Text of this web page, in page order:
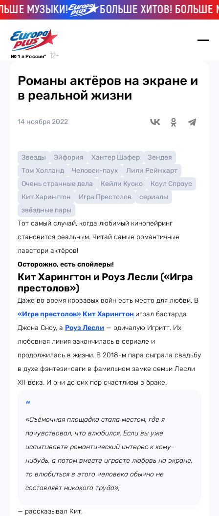
МУЗЫКИ! БОЛЬШЕ ХИТОВ! БОЛЬШЕ
№ 1 в России*
Романы актёров на экране и
в реальной жизни
14 ноября 2022
Звезды Эйфория Хантер Шафер
Зендея
Том Холланд
Человек-паук
Лили Рейнхарт
Очень странные дела
Кейли Куоко
Коул Спроус
Кит Харингтон
Игра Престолов
сериалы
звёздные пары
Тот самый случай, когда любимый кинопейринг
становится реальным. Читай самые романтичные
лавстори актёров!
Осторожно, есть спойлеры!
Кит Харингтон и Роуз Лесли («Игра
престолов»)
Даже во время кровавых войн есть место для любви. В
«Игре престолов» Кит Харингтон играл бастарда
Джона Сноу, а Роуз Лесли — одичалую Игритт. Их
любовная линия закончилась в сериале и
продолжилась в жизни. В 2018-м пара сыграла свадьбу
в духе фэнтези-саги в фамильном замке семьи Лесли
XII века. И они до сих пор счастливы в браке.
«Съёмочная площадка стала местом, где я
почувствовал, что влюбился. Если вы уже
испытываете романтический интерес к кому-
нибудь, а потом вместе играете любовь на экране,
то влюбиться в этого человека обычно не
составляет никакого труда»,
— рассказывал Кит.